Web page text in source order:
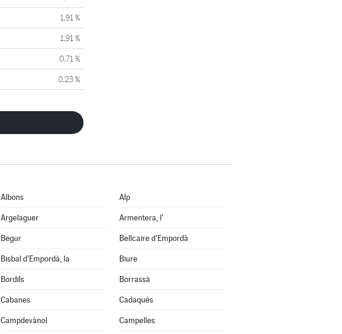
1,91 %
1,91 %
0,71 %
0,23 %
Albons Alp
Argelaguer Armentera, l'
Begur Bellcaire d'Empordà
Bisbal d'Empordà, la Biure
Bordils Borrassà
Cabanes Cadaqués
Campdevànol Campelles